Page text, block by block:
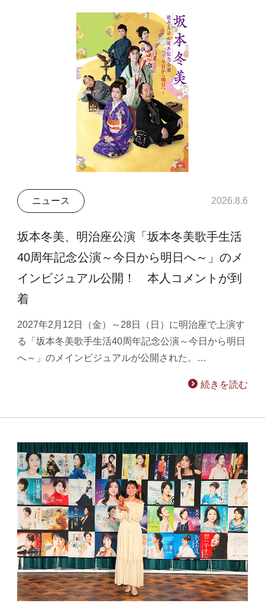
ニュース 2026.8.6
坂本冬美、明治座公演「坂本冬美歌手生活
40周年記念公演～今日から明日へ～」のメ
インビジュアル公開！ 本人コメントが到
着
2027年2月12日（金）～28日（日）に明治座で上演す
る「坂本冬美歌手生活40周年記念公演～今日から明日
へ～」のメインビジュアルが公開された。…
続きを読む